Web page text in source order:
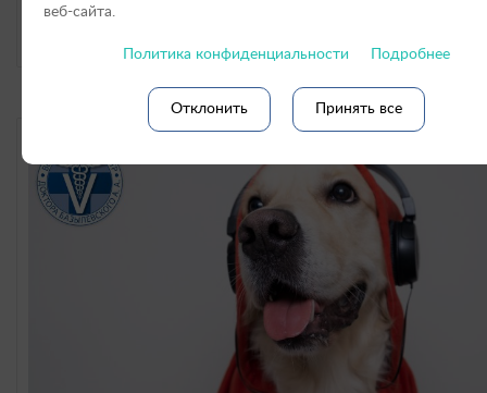
веб-сайта.
Политика конфиденциальности Подробнее
Отклонить Принять все